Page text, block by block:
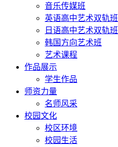
音乐传媒班
英语高中艺术双轨班
日语高中艺术双轨班
韩国方向艺术班
艺术课程
作品展示
学生作品
师资力量
名师风采
校园文化
校区环境
校园生活